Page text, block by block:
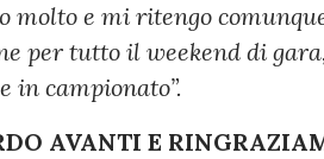
molto e mi ritengo
per tutto il weekend di
in campionato”.
AVANTI E